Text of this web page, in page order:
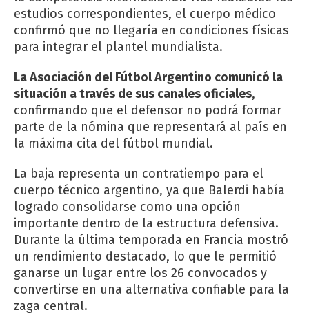
estudios correspondientes, el cuerpo médico
confirmó que no llegaría en condiciones físicas
para integrar el plantel mundialista.
La Asociación del Fútbol Argentino comunicó la
situación a través de sus canales oficiales,
confirmando que el defensor no podrá formar
parte de la nómina que representará al país en
la máxima cita del fútbol mundial.
La baja representa un contratiempo para el
cuerpo técnico argentino, ya que Balerdi había
logrado consolidarse como una opción
importante dentro de la estructura defensiva.
Durante la última temporada en Francia mostró
un rendimiento destacado, lo que le permitió
ganarse un lugar entre los 26 convocados y
convertirse en una alternativa confiable para la
zaga central.